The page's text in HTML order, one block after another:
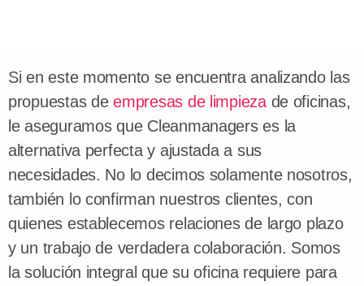
Si en este momento se encuentra analizando las
propuestas deempresas de limpiezade oficinas,
le aseguramos que Cleanmanagers es la
alternativa perfecta y ajustada a sus
necesidades. No lo decimos solamente nosotros,
también lo confirman nuestros clientes, con
quienes establecemos relaciones de largo plazo
y un trabajo de verdadera colaboración. Somos
la solución integral que su oficina requiere para